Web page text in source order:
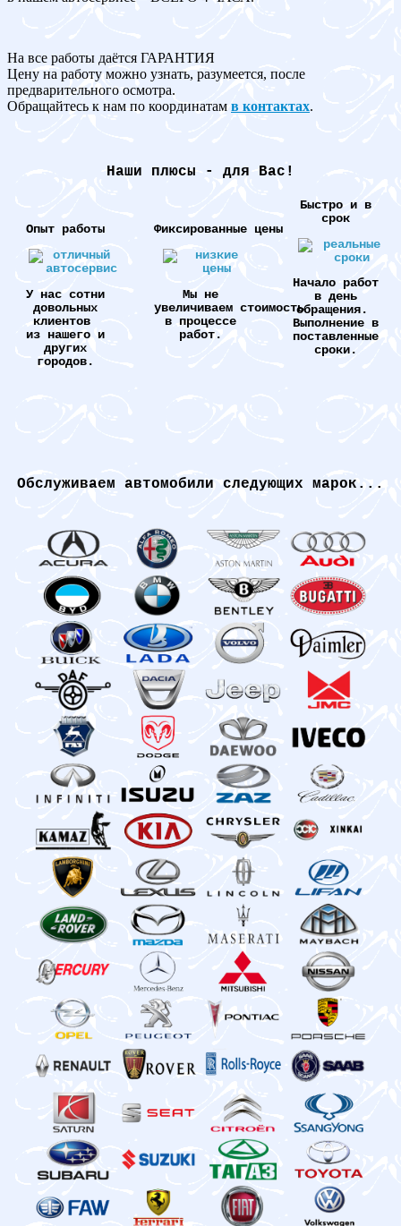
На все работы даётся ГАРАНТИЯ
Цену на работу можно узнать, разумеется, после
предварительного осмотра.
Обращайтесь к нам по координатам в контактах.
Наши плюсы - для Вас!
Опыт работы
У нас сотни
довольных
клиентов
из нашего и
других
городов.
Фиксированные цены
Мы не
увеличиваем стоимость
в процессе
работ.
Быстро и в
срок
Начало работ
в день
обращения.
Выполнение в
поставленные
сроки.
Обслуживаем автомобили следующих марок...